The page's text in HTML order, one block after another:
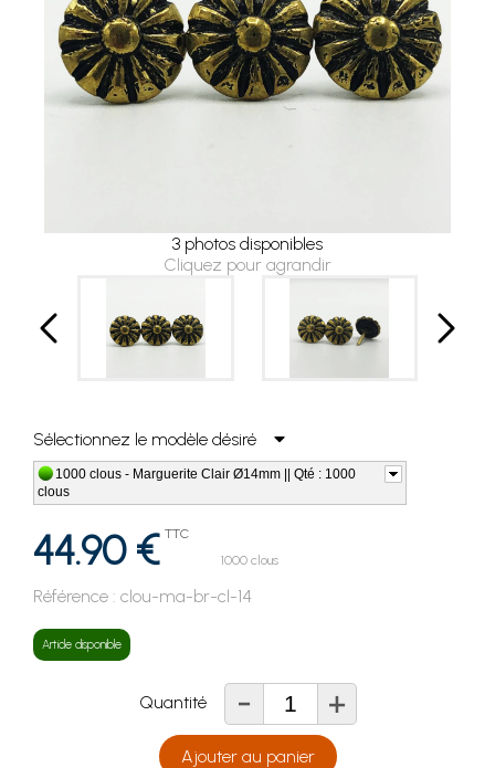
3 photos disponibles
Cliquez pour agrandir
Sélectionnez le modèle désiré
1000 clous - Marguerite Clair Ø14mm || Qté : 1000
clous
44.90 € TTC
1000 clous
Référence : clou-ma-br-cl-14
Article disponible
Quantité - +
Ajouter au panier